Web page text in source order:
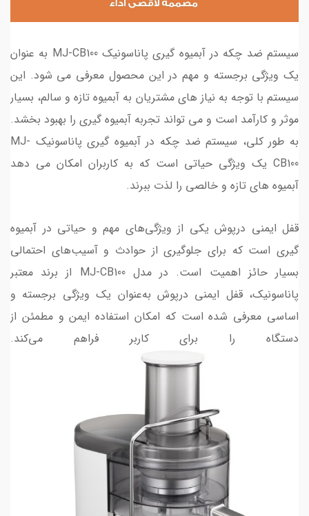
سیستم ضد چکه در آبمیوه گیری پاناسونیک MJ-CB100 به عنوان
یک ویژگی برجسته و مهم در این محصول معرفی می شود. این
سیستم با توجه به نیاز های مشتریان به آبمیوه تازه و سالم، بسیار
موثر و کارآمد است و می تواند تجربه آبمیوه گیری را بهبود بخشد.
به طور کلی، سیستم ضد چکه در آبمیوه گیری پاناسونیک MJ-
CB100 یک ویژگی حیاتی است که به کاربران امکان می دهد
آبمیوه های تازه و خالصی را لذت ببرند.
قفل ایمنی درپوش یکی از ویژگی‌های مهم و حیاتی در آبمیوه
گیری است که برای جلوگیری از حوادث و آسیب‌های احتمالی
بسیار حائز اهمیت است. در مدل MJ-CB100 از برند معتبر
پاناسونیک، قفل ایمنی درپوش به‌عنوان یک ویژگی برجسته و
اساسی معرفی شده است که امکان استفاده ایمن و مطمئن از
دستگاه را برای کاربر فراهم می‌کند.